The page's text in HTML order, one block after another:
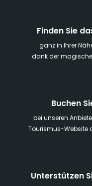
Finden Sie
ganz in Ihrer
dank der
Buchen
bei unseren
Tourismus-Website
Unterstützen